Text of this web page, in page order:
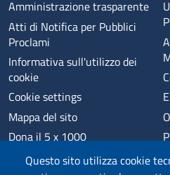
Questo sito utilizza cookie
Amministrazione trasparente
Atti di Notifica per Pubblici
Proclami
Informativa sull'utilizzo dei
cookie
Cookie settings
Mappa del sito
Dona il 5 x 1000
Phishing